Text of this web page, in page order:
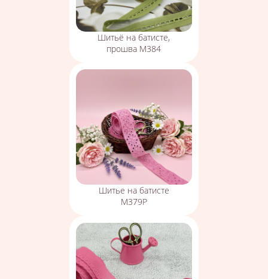
Шитьё на батисте,
прошва М384
Шитье на батисте
М379Р